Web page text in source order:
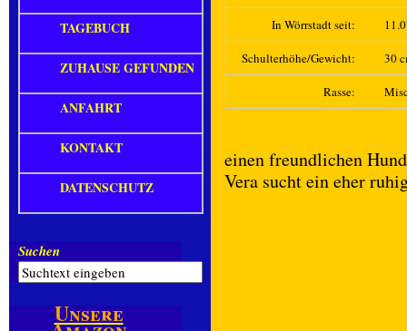
In Wörrstadt seit:
Schulterhöhe/Gewicht: 30
Rasse:
einen freundlichen
Vera sucht ein eher
TAGEBUCH
ZUHAUSE GEFUNDEN
ANFAHRT
KONTAKT
DATENSCHUTZ
Suchen
Unsere